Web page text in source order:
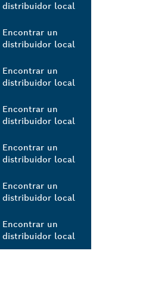
distribuidor local
Encontrar un
distribuidor local
Encontrar un
distribuidor local
Encontrar un
distribuidor local
Encontrar un
distribuidor local
Encontrar un
distribuidor local
Encontrar un
distribuidor local